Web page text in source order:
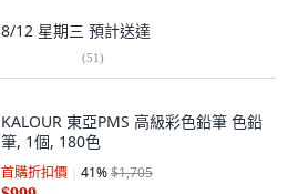
8/12 星期三 預計送達
(51)
KALOUR 東亞PMS 高級彩色鉛筆 色鉛
筆, 1個, 180色
首購折扣價 41%$1,705